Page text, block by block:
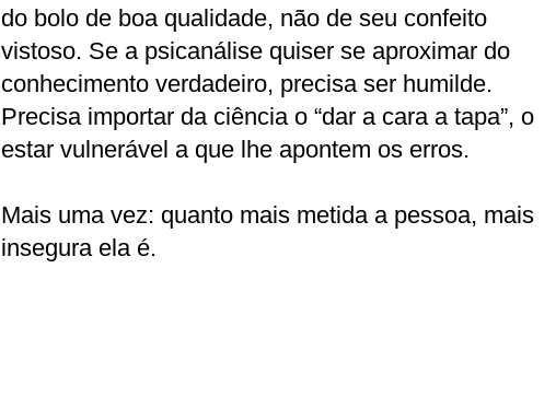
do bolo de boa qualidade, não de seu confeito
vistoso. Se a psicanálise quiser se aproximar do
conhecimento verdadeiro, precisa ser humilde.
Precisa importar da ciência o “dar a cara a tapa”, o
estar vulnerável a que lhe apontem os erros.
Mais uma vez: quanto mais metida a pessoa, mais
insegura ela é.